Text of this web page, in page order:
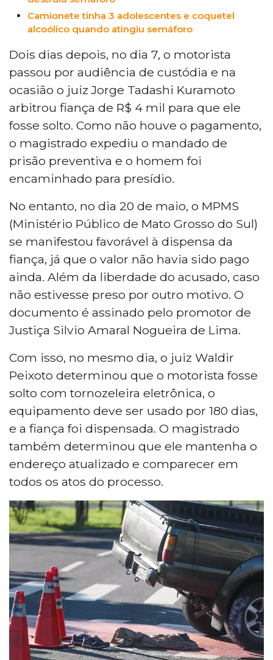
Camionete tinha 3 adolescentes e coquetel
alcoólico quando atingiu semáforo
Dois dias depois, no dia 7, o motorista
passou por audiência de custódia e na
ocasião o juiz Jorge Tadashi Kuramoto
arbitrou fiança de R$ 4 mil para que ele
fosse solto. Como não houve o pagamento,
o magistrado expediu o mandado de
prisão preventiva e o homem foi
encaminhado para presídio.
No entanto, no dia 20 de maio, o MPMS
(Ministério Público de Mato Grosso do Sul)
se manifestou favorável à dispensa da
fiança, já que o valor não havia sido pago
ainda. Além da liberdade do acusado, caso
não estivesse preso por outro motivo. O
documento é assinado pelo promotor de
Justiça Silvio Amaral Nogueira de Lima.
Com isso, no mesmo dia, o juiz Waldir
Peixoto determinou que o motorista fosse
solto com tornozeleira eletrônica, o
equipamento deve ser usado por 180 dias,
e a fiança foi dispensada. O magistrado
também determinou que ele mantenha o
endereço atualizado e comparecer em
todos os atos do processo.